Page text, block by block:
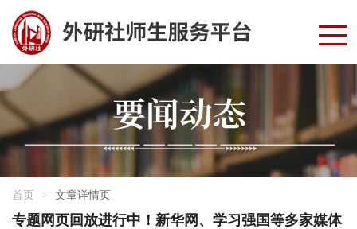
首页 文章详情页
专题网页回放进行中！新华网、学习强国等多家媒体